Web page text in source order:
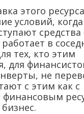
этого
условий,
средства
в
тех, кто этим
для
не
с этим как с